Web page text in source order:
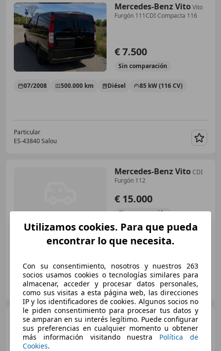
Mercedes-Benz Vito Vito
Furgón 111CDI Compacta 116
€ 7.500
Sin comparación
07/2008 500.000 km Diésel 85 kW (116 CV)
Particular
ES-43840 Salou
Mercedes-Benz Vito CDI
Furgón 112
€ 15.000
Sincomparación
01/2008 209.000 km Diésel 90 kW (122 CV)
Particular
ES-24004 Leon
Mercedes-Benz VitoVito
Furgón 115CDI Compacta
Utilizamos cookies. Para que pueda
encontrar lo que necesita.
Con su consentimiento, nosotros y nuestros 263
socios usamos cookies o tecnologías similares para
almacenar, acceder y procesar datos personales,
como sus visitas a esta página web, las direcciones
IP y los identificadores de cookies. Algunos socios no
le piden consentimiento para procesar tus datos y
se amparan en su interés legítimo. Puede configurar
sus preferencias en cualquier momento u obtener
más información visitando nuestra Política de
Cookies.